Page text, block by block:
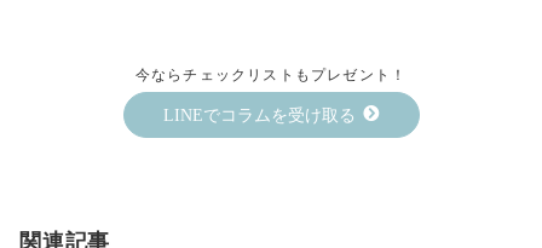
今ならチェックリストもプレゼント！
LINEでコラムを受け取る
関連記事